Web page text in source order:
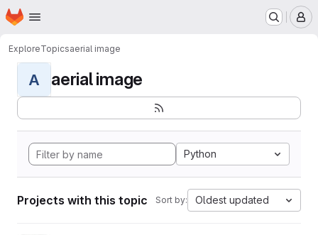
Skip to main content
Homepage
ExploreTopicsaerial image
A aerial image
Python
Projects with this topic Sort by: Oldest updated